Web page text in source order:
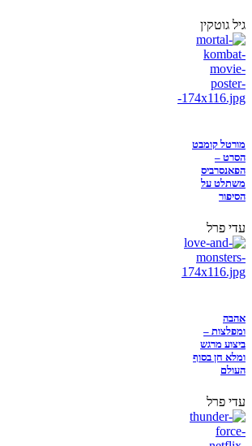
גיל גוטקין
מורטל קומבט
הסרט –
הפאנסרביס
משתלט על
הסיפור
עדי פרל
אהבה
ומפלצות –
ביצוע מרגש
ומלא חן בסוף
העולם
עדי פרל